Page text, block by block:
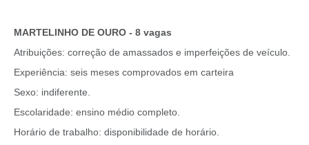
MARTELINHO DE OURO - 8 vagas
Atribuições: correção de amassados e imperfeições de veículo.
Experiência: seis meses comprovados em carteira
Sexo: indiferente.
Escolaridade: ensino médio completo.
Horário de trabalho: disponibilidade de horário.